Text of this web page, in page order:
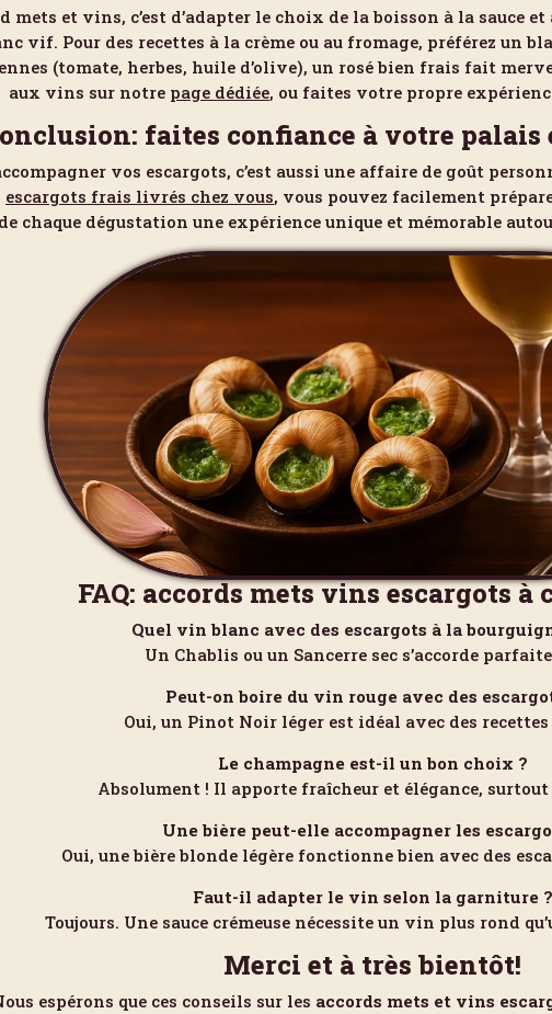
mets et vins, c’est d’adapter le choix de la boisson à la sauce
vif. Pour des recettes à la crème ou au fromage, préférez un
(tomate, herbes, huile d’olive), un rosé bien frais fait
aux vins sur notre page dédiée, ou faites votre propre
faites confiance à votre
vos escargots, c’est aussi une affaire de goût
escargots frais livrés chez vous, vous pouvez facilement
chaque dégustation une expérience unique et mémorable
FAQ: accords mets vins escargots à
Quel vin blanc avec des escargots à la
Un Chablis ou un Sancerre sec s’accorde
Peut-on boire du vin rouge avec des
Oui, un Pinot Noir léger est idéal avec des
Le champagne est-il un bon choix ?
Absolument ! Il apporte fraîcheur et élégance,
Une bière peut-elle accompagner les
Oui, une bière blonde légère fonctionne bien avec des
Faut-il adapter le vin selon la garniture ?
Toujours. Une sauce crémeuse nécessite un vin plus rond
Merci et à très bientôt!
espérons que ces conseils sur les accords mets et vins